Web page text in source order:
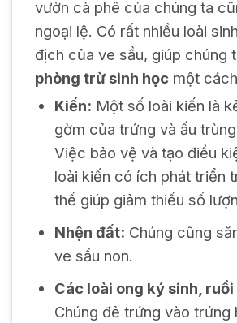
vườn cà phê của chúng ta
ngoại lệ. Có rất nhiều loài
địch của ve sầu, giúp chúng
phòng trừ sinh học một
Kiến: Một số loài kiến là
gờm của trứng và ấu
Việc bảo vệ và tạo điều
loài kiến có ích phát triển
thể giúp giảm thiểu số
Nhện đất: Chúng cũng
ve sầu non.
Các loài ong ký sinh,
Chúng đẻ trứng vào trứng